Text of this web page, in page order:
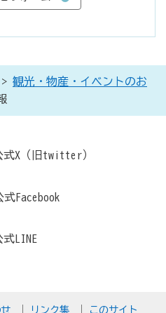
> 観光・物産・イベントのお
式X（旧twitter）
Facebook
LINE
リンク集
このサイト